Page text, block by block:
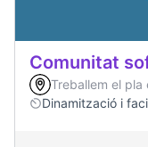
Comunitat
Treballem el
Dinamització i